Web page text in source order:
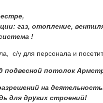
газ, отопление,
!
с/у для персонала и
подвесной потолок
на
для других строений!